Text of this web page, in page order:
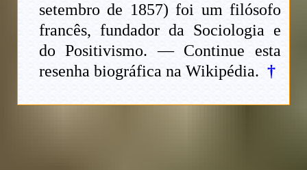
setembro de 1857) foi um filósofo
francês, fundador da Sociologia e
do Positivismo. — Continue esta
resenha biográfica na Wikipédia. †